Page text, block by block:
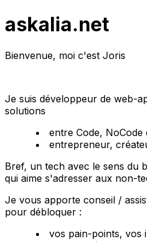
askalia.net
Bienvenue, moi c'est Joris
Je suis développeur de web-
solutions
entre Code, NoCode
entrepreneur,
Bref, un tech avec le sens du
qui aime s'adresser aux non-
Je vous apporte conseil /
pour débloquer :
vos pain-points, vos